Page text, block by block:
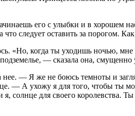
его с улыбки и в хорошем
следует оставить за порогом. Как
«Но, когда ты уходишь ночью,
— сказала она,
— Я же не боюсь темноты и
— А ухожу я для того, чтобы ты
солнце для своего королевства.